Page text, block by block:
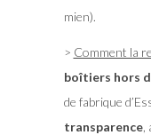
mien).
> Comment la
boîtiers hors
de fabrique
transparence,